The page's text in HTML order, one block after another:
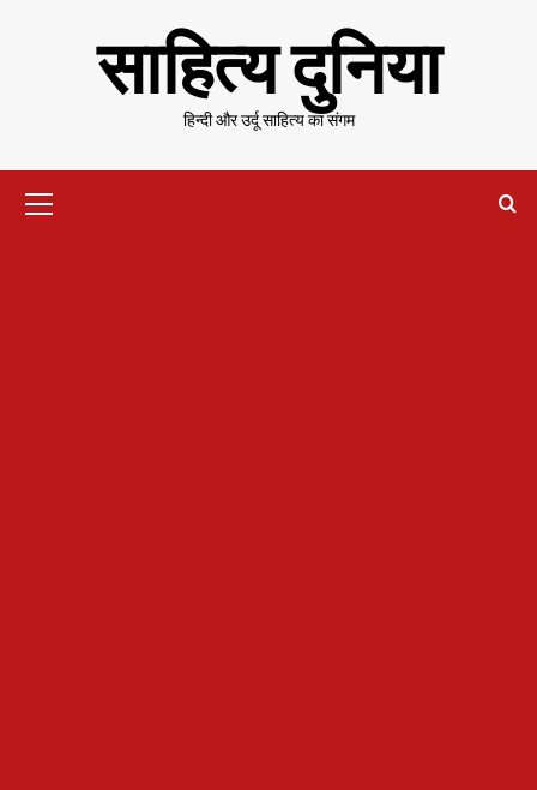
साहित्य दुनिया
हिन्दी और उर्दू साहित्य का संगम
Menu